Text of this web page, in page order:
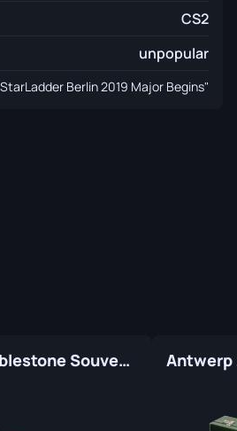
CS2
unpopular
Berlin 2019 Major Begins"
Boston 2018 Cobblestone Souvenir Package